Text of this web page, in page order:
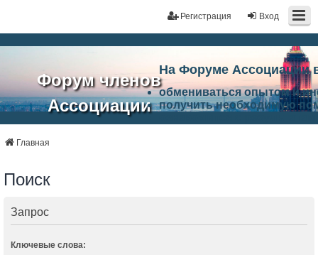
Вход
Регистрация
Форум членов
Ассоциации
На Форуме Ассоциации
обмениваться опытом и
получить необходимую
Главная
Поиск
Запрос
Ключевые слова: